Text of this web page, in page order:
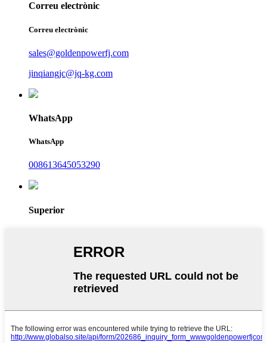
Correu electrònic
Correu electrònic
sales@goldenpowerfj.com
jinqiangjc@jq-kg.com
WhatsApp
WhatsApp
008613645053290
Superior